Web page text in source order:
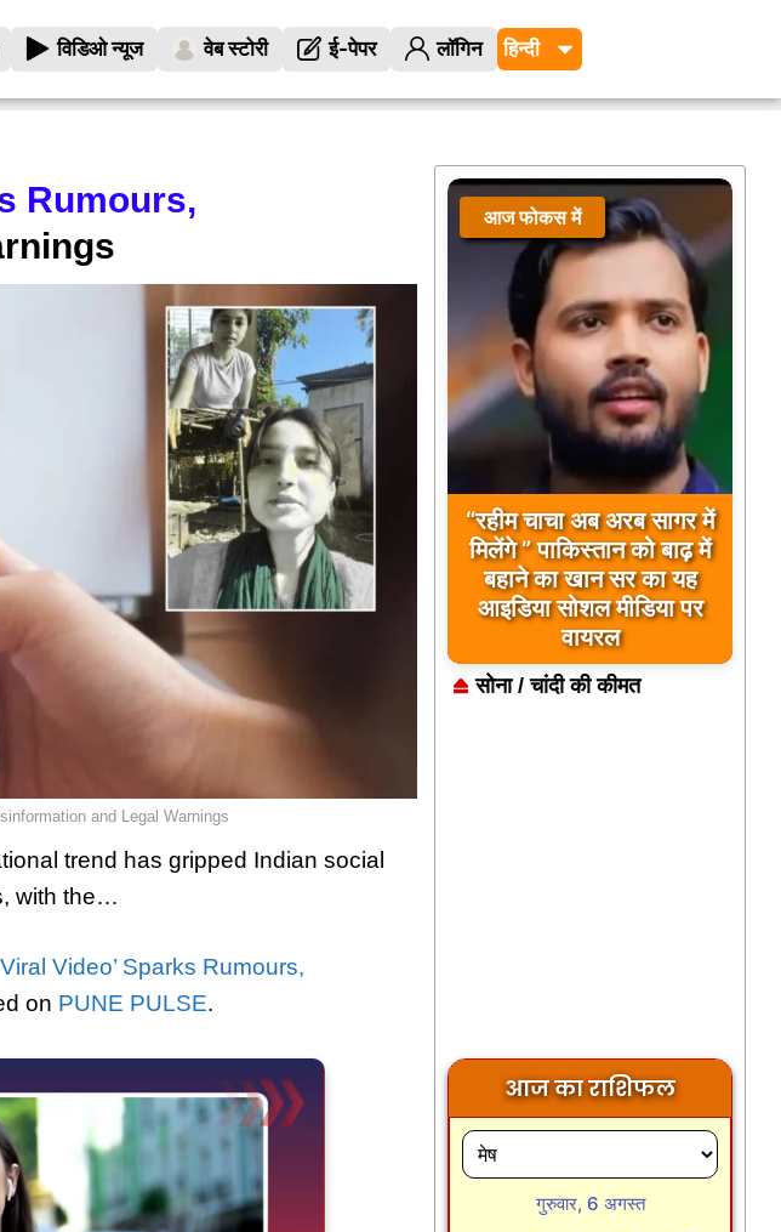
विडिओ न्यूज वेब स्टोरी ई-पेपर लॉगिन
Rumours,
and Legal Warnings
trend has gripped Indian social
with the…
Video’ Sparks Rumours,
on PUNE PULSE.
आज फोकस में
“रहीम चाचा अब अरब सागर में
मिलेंगे ” पाकिस्तान को बाढ़ में
बहाने का खान सर का यह
आइडिया सोशल मीडिया पर
वायरल
सोना / चांदी की कीमत
आज का राशिफल
गुरुवार, 6 अगस्त